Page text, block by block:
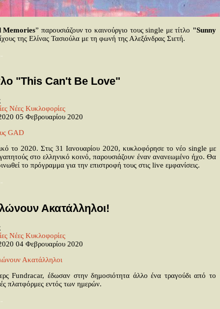
Memories” παρουσιάζουν το καινούργιο τους single με τίτλο "Sunny
της Ελίνας Τασιούλα με τη φωνή της Αλεξάνδρας Σιετή.
"This Can't Be Love"
Νέες Κυκλοφορίες
05 Φεβρουαρίου 2020
το 2020. Στις 31 Ιανουαρίου 2020, κυκλοφόρησε το νέο single με
στο ελληνικό κοινό, παρουσιάζουν έναν ανανεωμένο ήχο. Θα
το πρόγραμμα για την επιστροφή τους στις live εμφανίσεις.
Ακατάλληλοι!
Νέες Κυκλοφορίες
04 Φεβρουαρίου 2020
Fundracar, έδωσαν στην δημοσιότητα άλλο ένα τραγούδι από το
πλατφόρμες εντός των ημερών.